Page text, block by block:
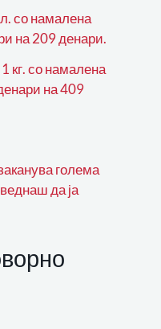
со намалена
на 209 денари.
кг. со намалена
на 409
голема
да ја